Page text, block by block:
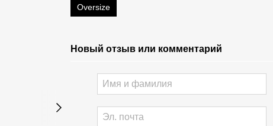
Oversize
Новый отзыв или комментарий